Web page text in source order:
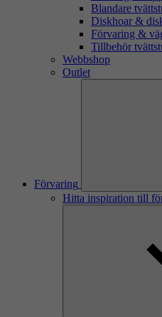
Blandare
Diskhoar &
Förvaring &
Tillbehör
Webbshop
Outlet
Förvaring
Hitta inspiration till